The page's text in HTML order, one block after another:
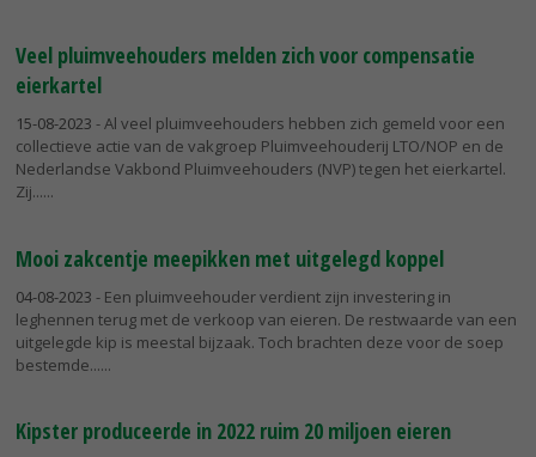
Veel pluimveehouders melden zich voor compensatie
eierkartel
15-08-2023 - Al veel pluimveehouders hebben zich gemeld voor een
collectieve actie van de vakgroep Pluimveehouderij LTO/NOP en de
Nederlandse Vakbond Pluimveehouders (NVP) tegen het eierkartel.
Zij...
Mooi zakcentje meepikken met uitgelegd koppel
04-08-2023 - Een pluimveehouder verdient zijn investering in
leghennen terug met de verkoop van eieren. De restwaarde van een
uitgelegde kip is meestal bijzaak. Toch brachten deze voor de soep
bestemde...
Kipster produceerde in 2022 ruim 20 miljoen eieren